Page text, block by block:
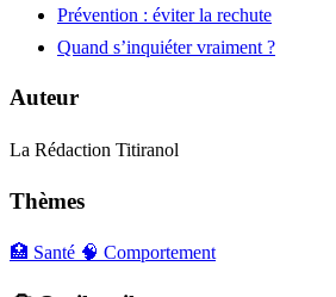
Prévention : éviter la rechute
Quand s’inquiéter vraiment ?
Auteur
La Rédaction Titiranol
Thèmes
🏥 Santé 🧠 Comportement